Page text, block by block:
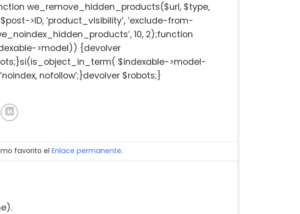
we_remove_hidden_products($url, $type,
>ID, ‘product_visibility’, ‘exclude-from-
10, 2);function
>model)) {devolver
$indexable->model-
nofollow’;}devolver $robots;}
favorito elEnlace permanente.